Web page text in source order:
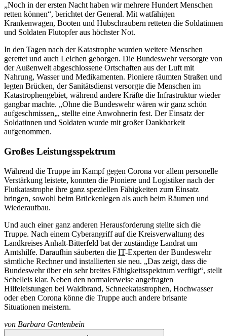
„Noch in der ersten Nacht haben wir mehrere Hundert Menschen
retten können“, berichtet der General. Mit watfähigen
Krankenwagen, Booten und Hubschraubern retteten die Soldatinnen
und Soldaten Flutopfer aus höchster Not.
In den Tagen nach der Katastrophe wurden weitere Menschen
gerettet und auch Leichen geborgen. Die Bundeswehr versorgte von
der Außenwelt abgeschlossene Ortschaften aus der Luft mit
Nahrung, Wasser und Medikamenten. Pioniere räumten Straßen und
legten Brücken, der Sanitätsdienst versorgte die Menschen im
Katastrophengebiet, während andere Kräfte die Infrastruktur wieder
gangbar machte. „Ohne die Bundeswehr wären wir ganz schön
aufgeschmissen„, stellte eine Anwohnerin fest. Der Einsatz der
Soldatinnen und Soldaten wurde mit großer Dankbarkeit
aufgenommen.
Großes Leistungsspektrum
Während die Truppe im Kampf gegen Corona vor allem personelle
Verstärkung leistete, konnten die Pioniere und Logistiker nach der
Flutkatastrophe ihre ganz speziellen Fähigkeiten zum Einsatz
bringen, sowohl beim Brückenlegen als auch beim Räumen und
Wiederaufbau.
Und auch einer ganz anderen Herausforderung stellte sich die
Truppe. Nach einem Cyberangriff auf die Kreisverwaltung des
Landkreises Anhalt-Bitterfeld bat der zuständige Landrat um
Amtshilfe. Daraufhin säuberten die IT-Experten der Bundeswehr
sämtliche Rechner und installierten sie neu. „Das zeigt, dass die
Bundeswehr über ein sehr breites Fähigkeitsspektrum verfügt“, stellt
Schelleis klar. Neben den normalerweise angefragten
Hilfeleistungen bei Waldbrand, Schneekatastrophen, Hochwasser
oder eben Corona könne die Truppe auch andere brisante
Situationen meistern.
von Barbara Gantenbein